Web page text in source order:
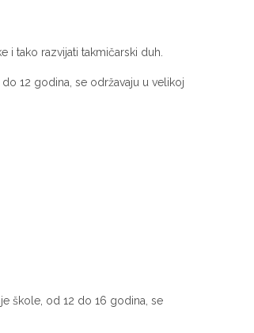
i tako razvijati takmičarski duh.
12 godina, se održavaju u velikoj
škole, od 12 do 16 godina, se